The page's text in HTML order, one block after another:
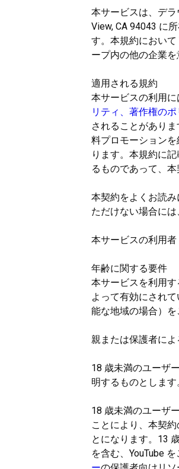
本サービスは、デ
View, CA 94043 に
す。本規約におい
ープ内の他の企業
適用される規約
本サービスの利用
リティ、著作権の
されることがあり
料プロモーション
ります。本規約に
るものであって、
本契約をよくお読
ただけない場合に
本サービスの利用者
年齢に関する要件
本サービスを利用
よって有効にされ
能な地域の場合）
親または保護者によ
18 歳未満のユーザ
明するものとしま
18 歳未満のユーザ
ことにより、本契
とになります。13
を含む、YouTube